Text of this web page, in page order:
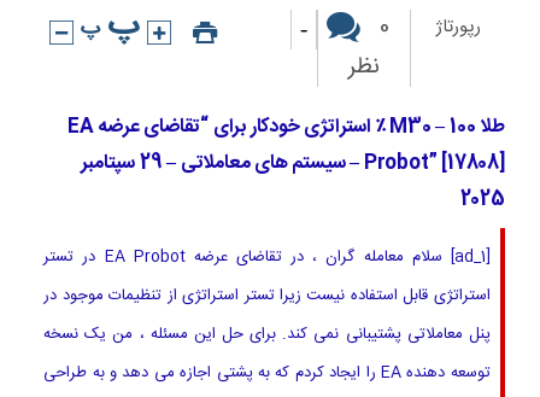
رپورتاژ
0
نظر
-
طلا M30 – 100 ٪ استراتژی خودکار برای “تقاضای عرضه EA
Probot” [17808] – سیستم های معاملاتی – 29 سپتامبر
2025
[ad_1] سلام معامله گران ، در تقاضای عرضه EA Probot در تستر
استراتژی قابل استفاده نیست زیرا تستر استراتژی از تنظیمات موجود در
پنل معاملاتی پشتیبانی نمی کند. برای حل این مسئله ، من یک نسخه
توسعه دهنده EA را ایجاد کردم که به پشتی اجازه می دهد و به طراحی